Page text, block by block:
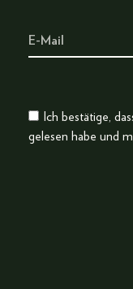
Ich bestätige,
gelesen habe und